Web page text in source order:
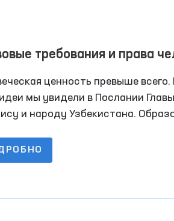
требования и права
ценность превыше
мы увидели в Послании
и народу Узбекистана.
все вопросы, волнующие
Важно, что проблемы